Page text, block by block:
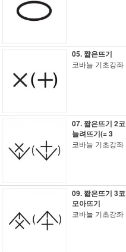
05. 짧은뜨기
코바늘 기초강좌
07. 짧은뜨기 2코
늘려뜨기(= 3
코바늘 기초강좌
09. 짧은뜨기 3코
모아뜨기
코바늘 기초강좌